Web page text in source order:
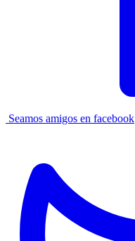
Seamos amigos en facebook